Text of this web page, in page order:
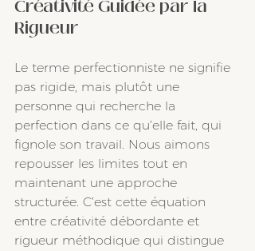
Créativité Guidée par la
Rigueur
Le terme perfectionniste ne signifie
pas rigide, mais plutôt une
personne qui recherche la
perfection dans ce qu’elle fait, qui
fignole son travail. Nous aimons
repousser les limites tout en
maintenant une approche
structurée. C’est cette équation
entre créativité débordante et
rigueur méthodique qui distingue